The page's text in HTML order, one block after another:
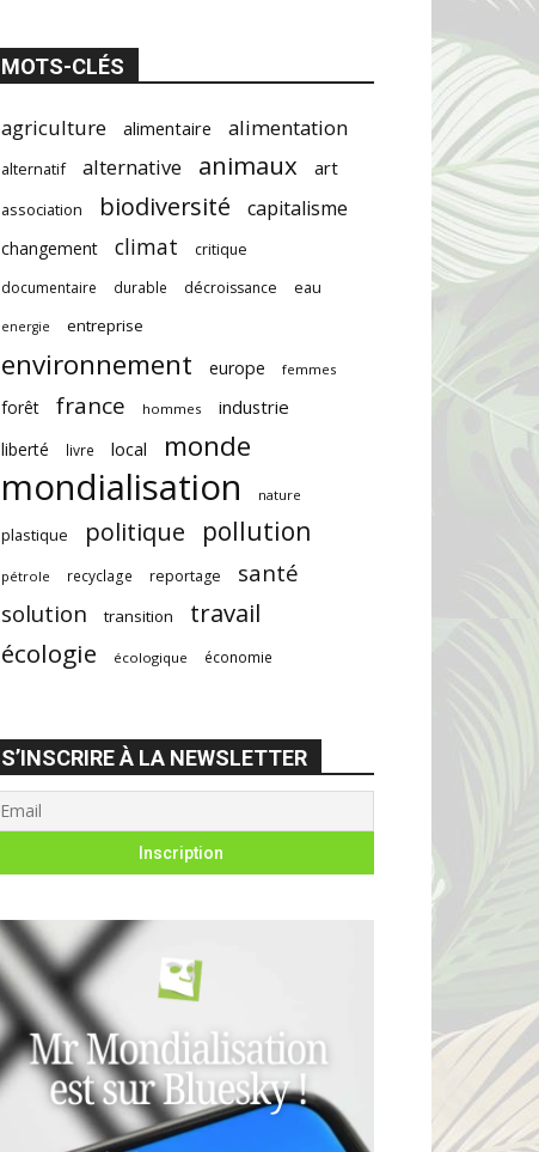
MOTS-CLÉS
agriculture alimentaire alimentation
alternatif alternative animaux art
association biodiversité capitalisme
changement climat
critique
documentaire
durable décroissance eau
energie entreprise
environnement europe femmes
forêt france hommes industrie
liberté livre local monde
mondialisation nature
plastique politique pollution
pétrole recyclage reportage
santé
solution
transition
travail
écologie
écologique économie
S’INSCRIRE À LA NEWSLETTER